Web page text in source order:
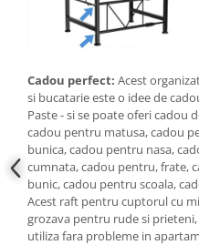
Cadou perfect: Acest
si bucatarie este o idee de
Paste - si se poate oferi cadou
cadou pentru matusa, cadou
bunica, cadou pentru nasa,
cumnata, cadou pentru, frate,
bunic, cadou pentru scoala,
Acest raft pentru cuptorul cu
grozava pentru rude si
utiliza fara probleme in